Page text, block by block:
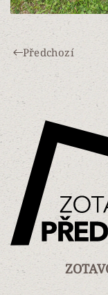
Předchozí